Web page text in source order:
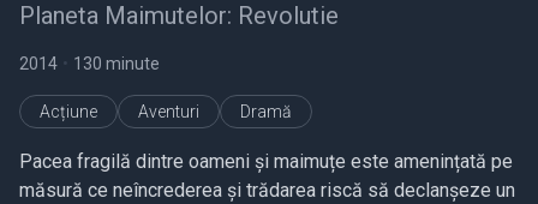
Planeta Maimutelor: Revolutie
2014 • 130 minute
Acțiune Aventuri Dramă
Pacea fragilă dintre oameni și maimuțe este amenințată pe
măsură ce neîncrederea și trădarea riscă să declanșeze un